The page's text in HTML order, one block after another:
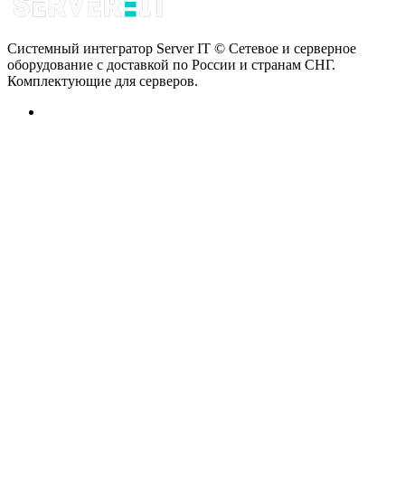
Системный интегратор Server IT © Сетевое и серверное
оборудование с доставкой по России и странам СНГ.
Комплектующие для серверов.